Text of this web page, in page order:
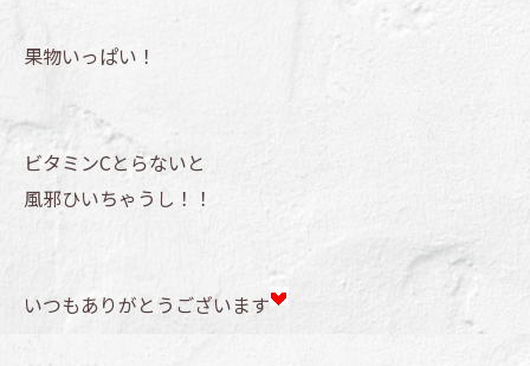
果物いっぱい！
ビタミンCとらないと
風邪ひいちゃうし！！
いつもありがとうございます